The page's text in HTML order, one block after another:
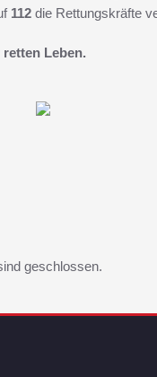
112 die Rettungskräfte
Leben.
geschlossen.